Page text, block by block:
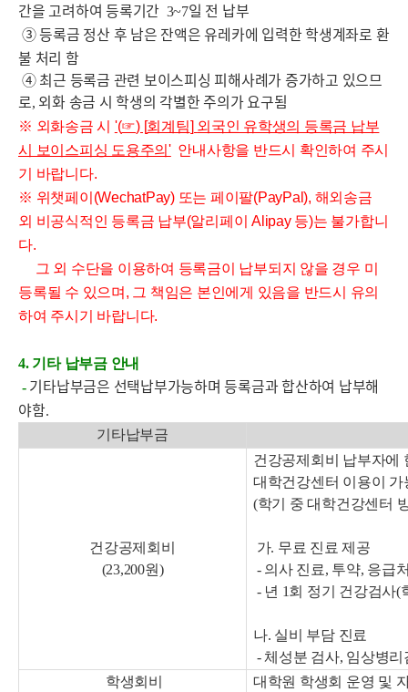
간을 고려하여 등록기간 3~7일 전 납부
③ 등록금 정산 후 남은 잔액은 유레카에 입력한 학생계좌로 환
불 처리 함
④ 최근 등록금 관련 보이스피싱 피해사례가 증가하고 있으므
로, 외화 송금 시 학생의 각별한 주의가 요구됨
※ 외화송금 시 '(☞) [회계팀] 외국인 유학생의 등록금 납부
시 보이스피싱 도용주의'안내사항을 반드시 확인하여 주시
기 바랍니다.
※ 위챗페이(WechatPay) 또는 페이팔(PayPal), 해외송금
외 비공식적인 등록금 납부(알리페이 Alipay 등)는 불가합니
다.
그 외 수단을 이용하여 등록금이 납부되지 않을 경우 미
등록될 수 있으며, 그 책임은 본인에게 있음을 반드시 유의
하여 주시기 바랍니다.
4. 기타 납부금 안내
- 기타납부금은 선택납부가능하며 등록금과 합산하여 납부해
야함.
기타납부금
건강공제회비
(23,200원)
건강공제회비 납부자에
대학건강센터 이용이 가
(학기 중 대학건강센터
가. 무료 진료 제공
- 의사 진료, 투약, 응급
- 년 1회 정기 건강검사(
나. 실비 부담 진료
- 체성분 검사, 임상병리
학생회비
대학원 학생회 운영 및